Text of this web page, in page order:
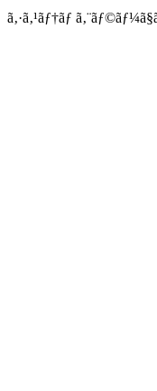
ã‚·ã‚¹ãƒ†ãƒ